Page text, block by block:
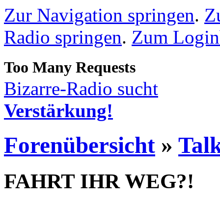
Zur Navigation springen.
Radio springen. Zum
Bizarre-Radio sucht
Verstärkung!
Forenübersicht »
FAHRT IHR WEG?!